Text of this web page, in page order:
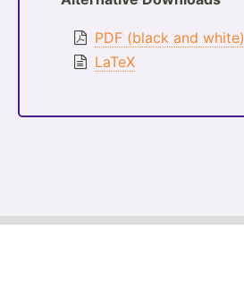
PDF (black and white)
LaTeX